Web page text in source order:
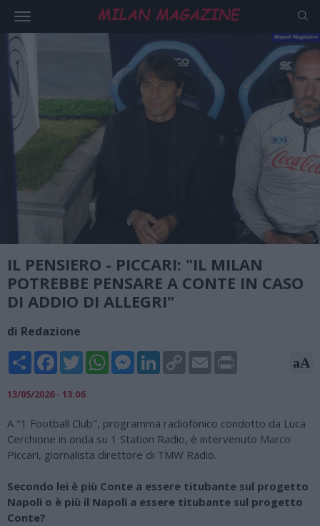
IL PENSIERO - PICCARI: "IL MILAN
POTREBBE PENSARE A CONTE IN CASO
DI ADDIO DI ALLEGRI"
di Redazione
Share FacebookTwitterWhatsAppMessengerLinkedInCopy
Link
Email aA
13/05/2026 - 13:06
A "1 Football Club", programma radiofonico condotto da Luca
Cerchione in onda su 1 Station Radio, è intervenuto Marco
Piccari, giornalista direttore di TMW Radio.
Secondo lei è più Conte a essere titubante sul progetto
Napoli o è più il Napoli a essere titubante sul progetto
Conte?